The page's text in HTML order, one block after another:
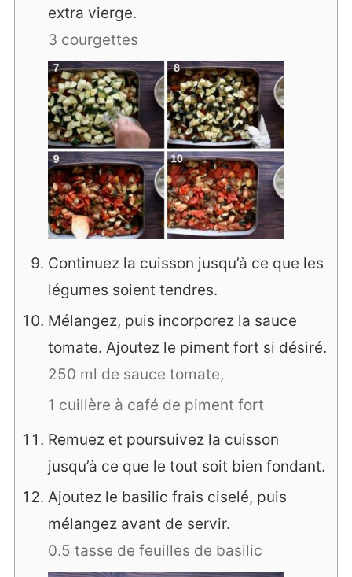
extra vierge.
3 courgettes
Continuez la cuisson jusqu’à ce que les
légumes soient tendres.
Mélangez, puis incorporez la sauce
tomate. Ajoutez le piment fort si désiré.
250 ml de sauce tomate,
1 cuillère à café de piment fort
Remuez et poursuivez la cuisson
jusqu’à ce que le tout soit bien fondant.
Ajoutez le basilic frais ciselé, puis
mélangez avant de servir.
0.5 tasse de feuilles de basilic